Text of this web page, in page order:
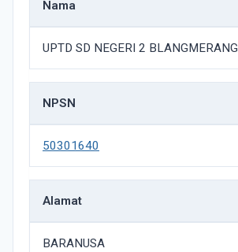
Nama
UPTD SD NEGERI 2 BLANGMERANG
NPSN
50301640
Alamat
BARANUSA